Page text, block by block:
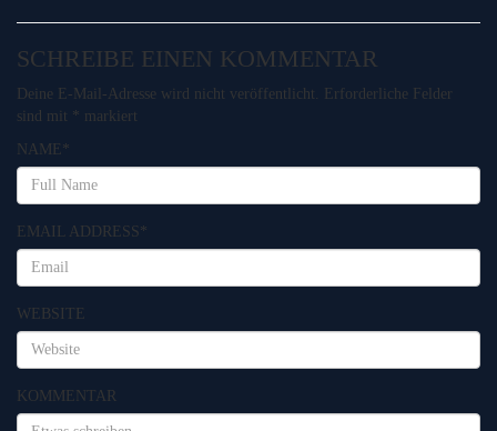
SCHREIBE EINEN KOMMENTAR
Deine E-Mail-Adresse wird nicht veröffentlicht.
Erforderliche Felder
sind mit * markiert
NAME *
EMAIL ADDRESS*
WEBSITE
KOMMENTAR